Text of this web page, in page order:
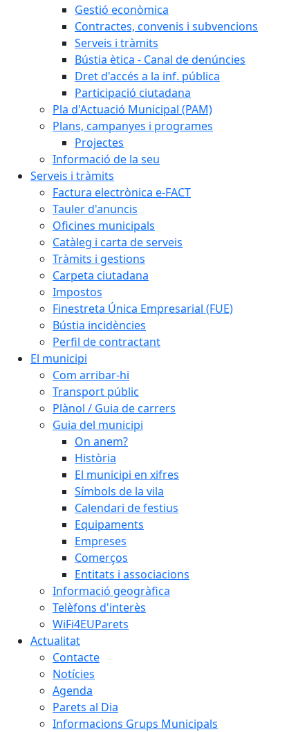
Gestió econòmica
Contractes, convenis i subvencions
Serveis i tràmits
Bústia ètica - Canal de denúncies
Dret d'accés a la inf. pública
Participació ciutadana
Pla d'Actuació Municipal (PAM)
Plans, campanyes i programes
Projectes
Informació de la seu
Serveis i tràmits
Factura electrònica e-FACT
Tauler d'anuncis
Oficines municipals
Catàleg i carta de serveis
Tràmits i gestions
Carpeta ciutadana
Impostos
Finestreta Única Empresarial (FUE)
Bústia incidències
Perfil de contractant
El municipi
Com arribar-hi
Transport públic
Plànol / Guia de carrers
Guia del municipi
On anem?
Història
El municipi en xifres
Símbols de la vila
Calendari de festius
Equipaments
Empreses
Comerços
Entitats i associacions
Informació geogràfica
Telèfons d'interès
WiFi4EUParets
Actualitat
Contacte
Notícies
Agenda
Parets al Dia
Informacions Grups Municipals